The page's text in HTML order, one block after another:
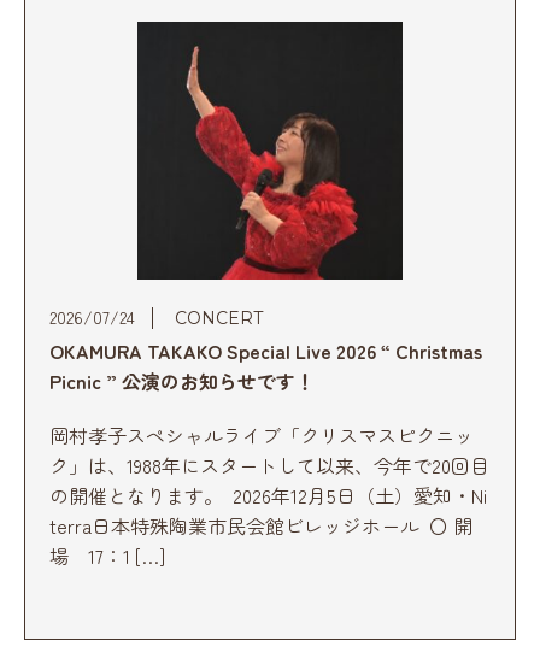
2026/07/24 CONCERT
OKAMURA TAKAKO Special Live 2026 “ Christmas
Picnic ” 公演のお知らせです！
岡村孝子スペシャルライブ「クリスマスピクニッ
ク」は、1988年にスタートして以来、今年で20回目
の開催となります。 2026年12月5日（土）愛知・Ni
terra日本特殊陶業市民会館ビレッジホール 〇 開
場 17：1 […]